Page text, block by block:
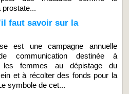
prostate...
faut savoir sur la
est une campagne annuelle
communication destinée à
les femmes au dépistage du
et à récolter des fonds pour la
symbole de cet...